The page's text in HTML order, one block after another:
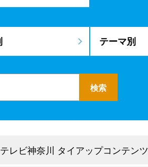
テーマ別
レビ神奈川 タイアップコンテンツ